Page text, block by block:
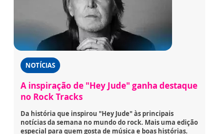
NOTÍCIAS
A inspiração de "Hey Jude" ganha destaque
no Rock Tracks
Da história que inspirou "Hey Jude" às principais
notícias da semana no mundo do rock. Mais uma edição
especial para quem gosta de música e boas histórias.